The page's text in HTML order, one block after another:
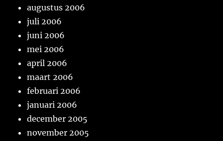
augustus 2006
juli 2006
juni 2006
mei 2006
april 2006
maart 2006
februari 2006
januari 2006
december 2005
november 2005